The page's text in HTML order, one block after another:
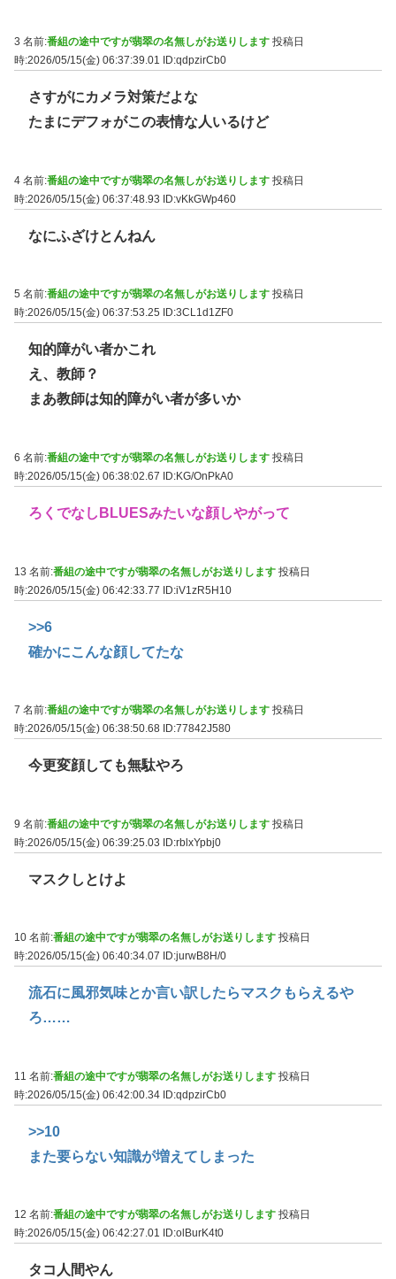
3 名前:番組の途中ですが翡翠の名無しがお送りします 投稿日
時:2026/05/15(金) 06:37:39.01
ID:qdpzirCb0
さすがにカメラ対策だよな
たまにデフォがこの表情な人いるけど
4 名前:番組の途中ですが翡翠の名無しがお送りします 投稿日
時:2026/05/15(金) 06:37:48.93 ID:vKkGWp460
なにふざけとんねん
5 名前:番組の途中ですが翡翠の名無しがお送りします 投稿日
時:2026/05/15(金) 06:37:53.25
ID:3CL1d1ZF0
知的障がい者かこれ
え、教師？
まあ教師は知的障がい者が多いか
6 名前:番組の途中ですが翡翠の名無しがお送りします 投稿日
時:2026/05/15(金) 06:38:02.67
ID:KG/OnPkA0
ろくでなしBLUESみたいな顔しやがって
13 名前:番組の途中ですが翡翠の名無しがお送りします 投稿日
時:2026/05/15(金) 06:42:33.77 ID:iV1zR5H10
>>6
確かにこんな顔してたな
7 名前:番組の途中ですが翡翠の名無しがお送りします 投稿日
時:2026/05/15(金) 06:38:50.68 ID:77842J580
今更変顔しても無駄やろ
9 名前:番組の途中ですが翡翠の名無しがお送りします 投稿日
時:2026/05/15(金) 06:39:25.03 ID:rblxYpbj0
マスクしとけよ
10 名前:番組の途中ですが翡翠の名無しがお送りします 投稿日
時:2026/05/15(金) 06:40:34.07
ID:jurwB8H/0
流石に風邪気味とか言い訳したらマスクもらえるや
ろ……
11 名前:番組の途中ですが翡翠の名無しがお送りします 投稿日
時:2026/05/15(金) 06:42:00.34 ID:qdpzirCb0
>>10
また要らない知識が増えてしまった
12 名前:番組の途中ですが翡翠の名無しがお送りします 投稿日
時:2026/05/15(金) 06:42:27.01
ID:olBurK4t0
タコ人間やん